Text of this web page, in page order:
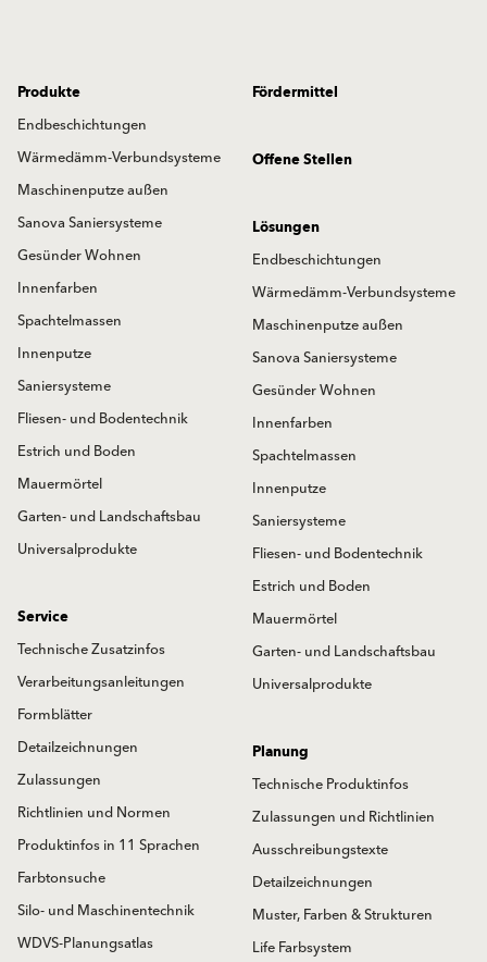
Produkte
Endbeschichtungen
Wärmedämm-Verbundsysteme
Maschinenputze außen
Sanova Saniersysteme
Gesünder Wohnen
Innenfarben
Spachtelmassen
Innenputze
Saniersysteme
Fliesen- und Bodentechnik
Estrich und Boden
Mauermörtel
Garten- und Landschaftsbau
Universalprodukte
Fördermittel
Offene Stellen
Lösungen
Endbeschichtungen
Wärmedämm-Verbundsysteme
Maschinenputze außen
Sanova Saniersysteme
Gesünder Wohnen
Innenfarben
Spachtelmassen
Innenputze
Saniersysteme
Fliesen- und Bodentechnik
Estrich und Boden
Mauermörtel
Garten- und Landschaftsbau
Universalprodukte
Service
Technische Zusatzinfos
Verarbeitungsanleitungen
Formblätter
Detailzeichnungen
Zulassungen
Richtlinien und Normen
Produktinfos in 11 Sprachen
Farbtonsuche
Silo- und Maschinentechnik
WDVS-Planungsatlas
Planung
Technische Produktinfos
Zulassungen und Richtlinien
Ausschreibungstexte
Detailzeichnungen
Muster, Farben & Strukturen
Life Farbsystem